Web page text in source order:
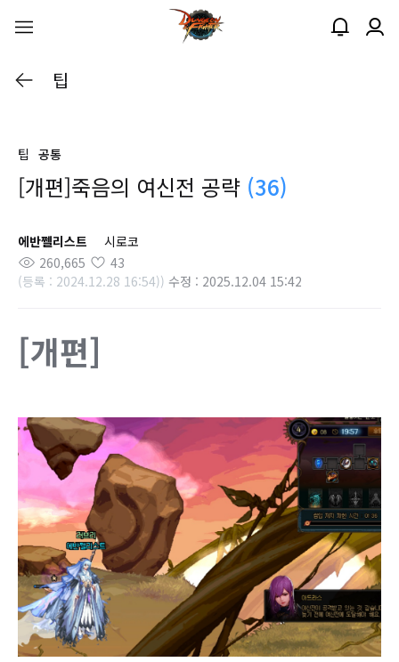
팁
팁 공통
[개편]죽음의 여신전 공략 (36)
에반쩰리스트
시로코
260,665
43
(등록 : 2024.12.28 16:54)) 수정 : 2025.12.04 15:42
[개편]